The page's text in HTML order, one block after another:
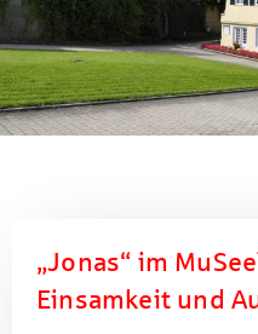
„Jonas“ im
Einsamkeit und